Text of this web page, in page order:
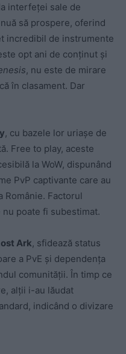
interfeței sale de
să prospere, oferind
incredibil de instrumente
opt ani de conținut și
, nu este de mirare
în clasament. Dar
, cu bazele lor uriașe de
Free to play, aceste
la WoW, dispunând
PvP captivante care au
Factorul
poate fi subestimat.
Ark, sfidează status
a PvE și dependența
comunității. În timp ce
alții i-au lăudat
indicând o divizare